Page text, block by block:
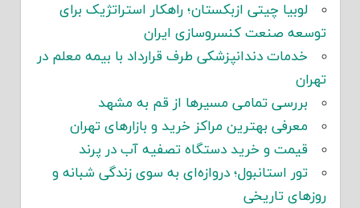
لوبیا چیتی ازبکستان؛ راهکار استراتژیک برای
توسعه صنعت کنسروسازی ایران
خدمات دندانپزشکی طرف قرارداد با بیمه معلم در
تهران
بررسی تمامی مسیرها از قم به مشهد
معرفی بهترین مراکز خرید و بازارهای تهران
قیمت و خرید دستگاه تصفیه آب در پرند
تور استانبول؛ دروازه‌ای به سوی زندگی شبانه و
روزهای تاریخی